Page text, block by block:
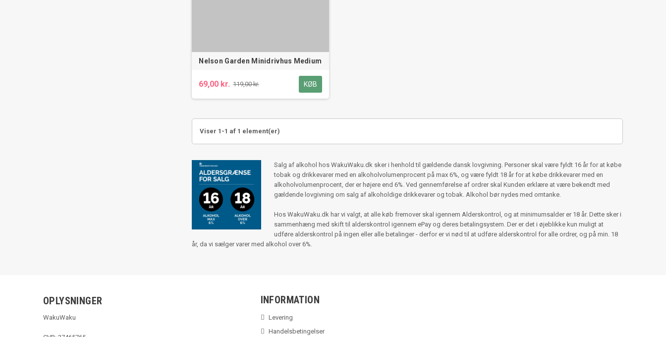
Nelson Garden Minidrivhus Medium
69,00 kr. 119,00 kr. KØB
Viser 1-1 af 1 element(er)
Salg af alkohol hos WakuWaku.dk sker i henhold til gældende dansk lovgivning. Personer skal være fyldt 16 år for at købe
tobak og drikkevarer med en alkoholvolumenprocent på max 6%, og være fyldt 18 år for at købe drikkevarer med en
alkoholvolumenprocent, der er højere end 6%. Ved gennemførelse af ordrer skal Kunden erklære at være bekendt med
gældende lovgivning om salg af alkoholdige drikkevarer og tobak. Alkohol bør nydes med omtanke.
Hos WakuWaku.dk har vi valgt, at alle køb fremover skal igennem Alderskontrol, og at minimumsalder er 18 år. Dette sker i
sammenhæng med skift til alderskontrol igennem ePay og deres betalingsystem. Der er det i øjeblikke kun muligt at
udføre alderskontrol på ingen eller alle betalinger - derfor er vi nød til at udføre alderskontrol for alle ordrer, og på min. 18
år, da vi sælger varer med alkohol over 6%.
OPLYSNINGER
WakuWaku
INFORMATION
Levering
Handelsbetingelser